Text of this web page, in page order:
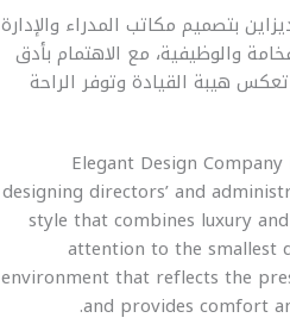
بتصميم مكاتب المدراء والإدارة
والوظيفية، مع الاهتمام بأدق
هيبة القيادة وتوفر الراحة
Elegant Design
designing directors’ and
style that combines luxury
attention to the smallest
environment that reflects the
and provides comfort